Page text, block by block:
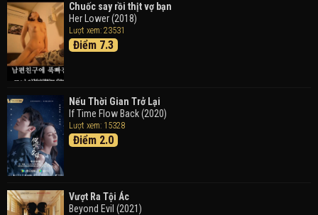
Thám Tử Lừng Danh Conan 26: Tàu Ngầm Sắt Màu
Đen
Detective Conan: Black Iron Submarine (2023)
Trong Tranh
Doraemon the Movie: Nobita's Art World Tales (2025)
Tháng Ngày Tươi Đẹp
Chuốc say rồi thịt vợ bạn
Her Lower (2018)
Lượt xem: 23531
Điểm 7.3
Nếu Thời Gian Trở Lại
If Time Flow Back (2020)
Lượt xem: 15328
Điểm 2.0
Vượt Ra Tội Ác
Beyond Evil (2021)